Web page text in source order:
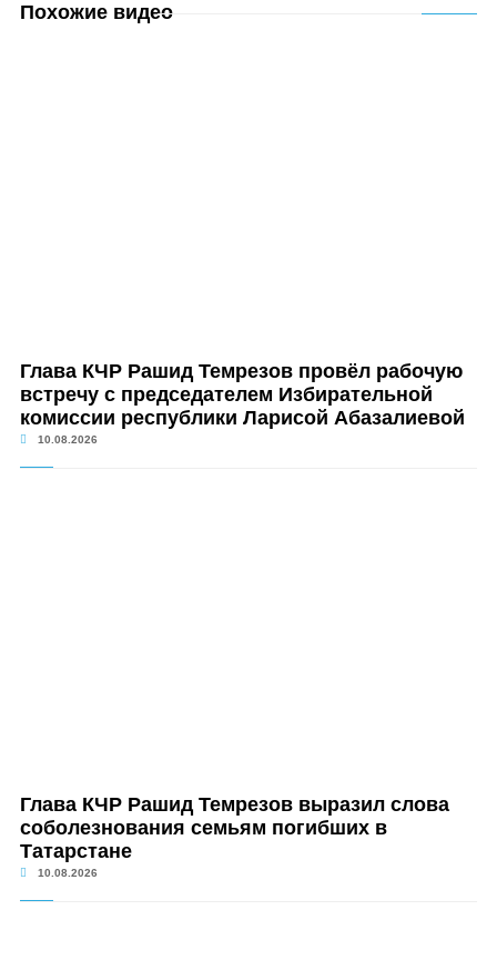
Похожие видео
Глава КЧР Рашид Темрезов провёл рабочую
встречу с председателем Избирательной
комиссии республики Ларисой Абазалиевой
10.08.2026
Глава КЧР Рашид Темрезов выразил слова
соболезнования семьям погибших в
Татарстане
10.08.2026